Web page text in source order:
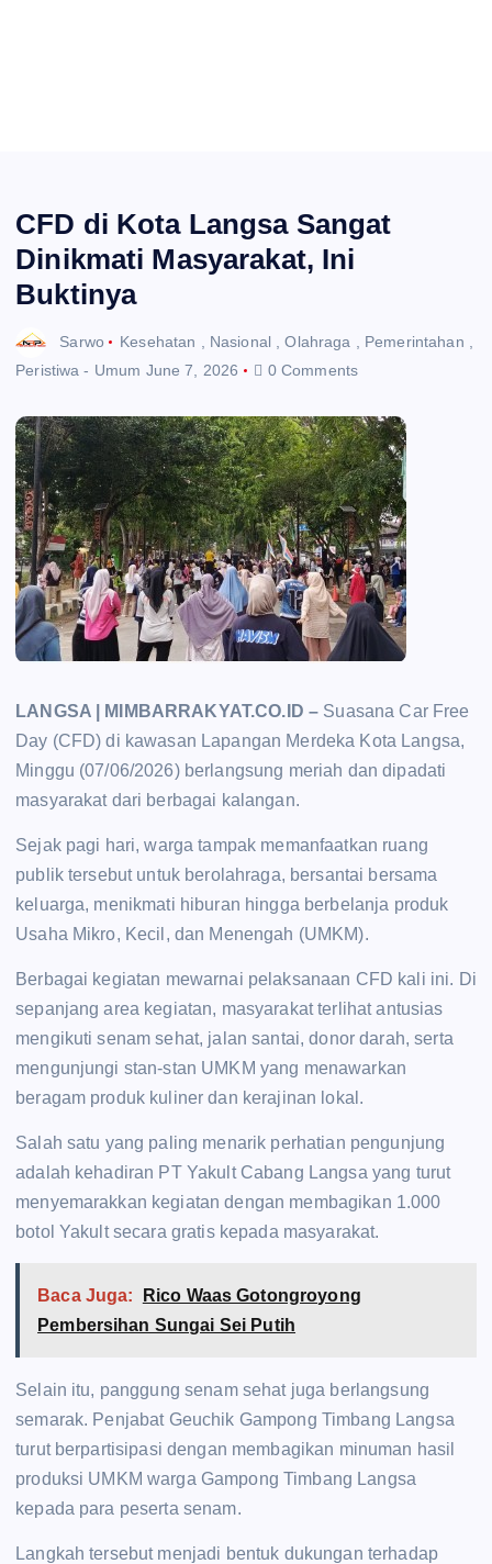
CFD di Kota Langsa Sangat
Dinikmati Masyarakat, Ini
Buktinya
Sarwo Kesehatan Nasional,Olahraga Pemerintahan
Peristiwa - Umum June 7, 2026 0 Comments
LANGSA | MIMBARRAKYAT.CO.ID – Suasana Car Free
Day (CFD) di kawasan Lapangan Merdeka Kota Langsa,
Minggu (07/06/2026) berlangsung meriah dan dipadati
masyarakat dari berbagai kalangan.
Sejak pagi hari, warga tampak memanfaatkan ruang
publik tersebut untuk berolahraga, bersantai bersama
keluarga, menikmati hiburan hingga berbelanja produk
Usaha Mikro, Kecil, dan Menengah (UMKM).
Berbagai kegiatan mewarnai pelaksanaan CFD kali ini. Di
sepanjang area kegiatan, masyarakat terlihat antusias
mengikuti senam sehat, jalan santai, donor darah, serta
mengunjungi stan-stan UMKM yang menawarkan
beragam produk kuliner dan kerajinan lokal.
Salah satu yang paling menarik perhatian pengunjung
adalah kehadiran PT Yakult Cabang Langsa yang turut
menyemarakkan kegiatan dengan membagikan 1.000
botol Yakult secara gratis kepada masyarakat.
Baca Juga:
Rico Waas Gotongroyong
Pembersihan Sungai Sei Putih
Selain itu, panggung senam sehat juga berlangsung
semarak. Penjabat Geuchik Gampong Timbang Langsa
turut berpartisipasi dengan membagikan minuman hasil
produksi UMKM warga Gampong Timbang Langsa
kepada para peserta senam.
Langkah tersebut menjadi bentuk dukungan terhadap